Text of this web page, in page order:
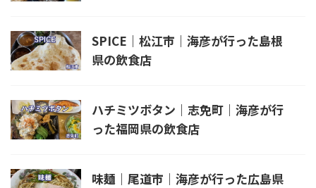
SPICE｜松江市｜海彦が行った島根
県の飲食店
ハチミツボタン｜志免町｜海彦が行
った福岡県の飲食店
味麺｜尾道市｜海彦が行った広島県